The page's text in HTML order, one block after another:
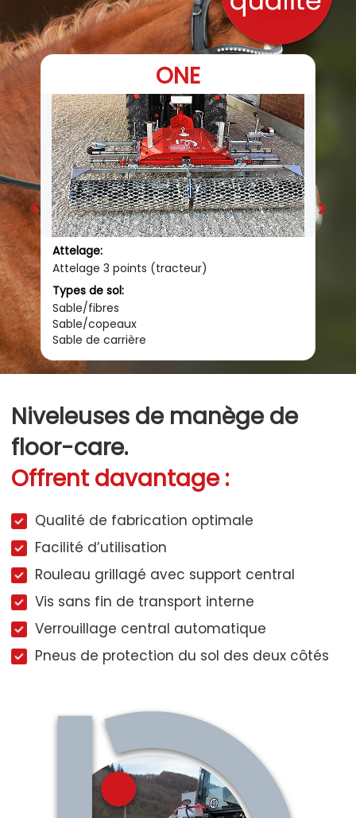
ONE
Attelage:
Attelage 3 points (tracteur)
Types de sol:
Sable/fibres
Sable/copeaux
Sable de carrière
Niveleuses de manège de
floor-care.
Offrent davantage :
Qualité de fabrication optimale
Facilité d’utilisation
Rouleau grillagé avec support central
Vis sans fin de transport interne
Verrouillage central automatique
Pneus de protection du sol des deux côtés